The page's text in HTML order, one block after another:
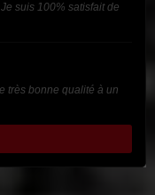
suis 100% satisfait de
très bonne qualité à un